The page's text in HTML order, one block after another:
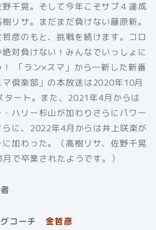
千晃。そして今年こそサブ４達成
リサ。まだまだ負けない藤原新。
彦のもと、挑戦を続けます。コロ
対負けない！みんなでいっしょに
！ 「ラン×スマ」から一新した新番
倶楽部」の本放送は2020年10月
タート。また、2021年4月からは
ハリー杉山が加わりさらにパワー
らに、2022年4月からは井上咲楽が
加わった。（高樹リサ、佐野千晃
で卒業されたようです。）
コーチ 金哲彦